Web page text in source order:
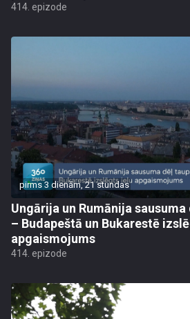
414. epizode
pirms 3 dienām, 21 stundas
Ungārija un Rumānija
– Budapeštā un Bukarestē
apgaismojums
414. epizode